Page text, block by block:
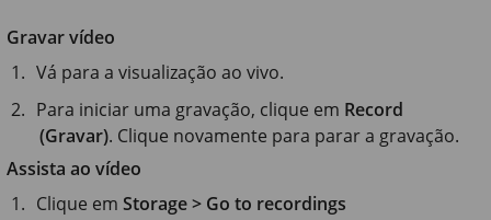
Gravar vídeo
Vá para a visualização ao vivo.
Para iniciar uma gravação, clique em Record
(Gravar). Clique novamente para parar a gravação.
Assista ao vídeo
Clique emStorage > Go to recordings